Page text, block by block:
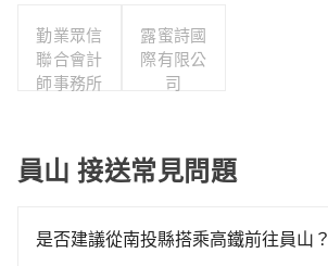
勤業眾信
聯合會計
師事務所
露蜜詩國
際有限公
司
員山 接送常見問題
是否建議從南投縣搭乘高鐵前往員山？